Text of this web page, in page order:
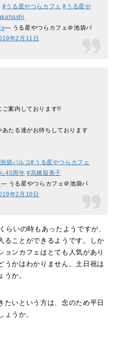
#うる星やつらカフェ # うる星や
— うる星やつらカフェ＠池袋パ
年2 月 11 日
ご案内しております!!
たる達がお待ちしております
池袋パルコ# うる星やつらカフェ
40周年 #高橋留美子
— うる星やつらカフェ＠池袋パ
年2 月 10 日
らいの時もあったようですが、
ることができるようです。しか
ョンカフェはとても人気があり
うかはわかりません。土日祝は
うか。
たいという方は、念のため平日
ょうか。